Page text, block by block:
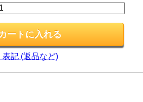
記 (返品など)